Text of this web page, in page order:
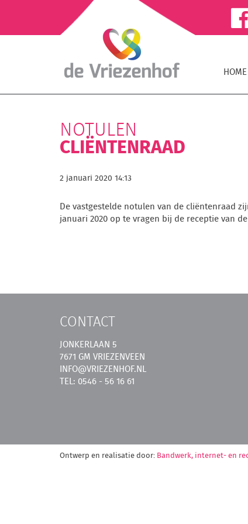
HOME
NOTULEN
CLIËNTENRAAD
2 januari 2020 14:13
De vastgestelde notulen van de cliëntenraad
januari 2020 op te vragen bij de receptie van
CONTACT
JONKERLAAN 5
7671 GM VRIEZENVEEN
INFO@VRIEZENHOF.NL
TEL: 0546 - 56 16 61
Ontwerp en realisatie door: Bandwerk, internet- en